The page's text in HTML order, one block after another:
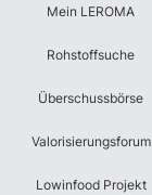
Mein LEROMA
Rohstoffsuche
Überschussbörse
Valorisierungsforum
Lowinfood Projekt